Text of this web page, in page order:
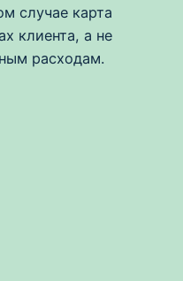
случае карта
клиента, а не
расходам.